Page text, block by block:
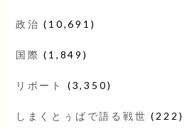
政治 (10,691)
国際 (1,849)
リポート (3,350)
しまくとぅばで語る戦世 (222)